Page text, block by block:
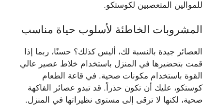
للموالين المتعصبين لكوستكو.
المشروبات الخاطئة لأسلوب حياة مناسب
العصائر جيدة بالنسبة لك، أليس كذلك؟ حسنًا، ربما إذا
قمت بتحضيرها في المنزل باستخدام خلاط عصير عالي
القوة باستخدام مكونات صحية. في قاعة الطعام
كوستكو، عليك أن تكون حذراً. قد تبدو عصائر الفاكهة
صحية، لكنها لا ترقى إلى مستوى نظيراتها في المنزل.